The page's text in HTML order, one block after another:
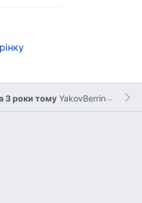
3 роки тому YakovBerringer